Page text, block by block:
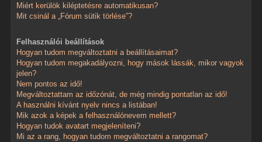
Miért kerülök kiléptetésre automatikusan?
Mit csinál a „Fórum sütik törlése”?
Felhasználói beállítások
Hogyan tudom megváltoztatni a beállításaimat?
Hogyan tudom megakadályozni, hogy mások lássák, mikor vagyok
jelen?
Nem pontos az idő!
Megváltoztattam az időzónát, de még mindig pontatlan az idő!
A használni kívánt nyelv nincs a listában!
Mik azok a képek a felhasználónevem mellett?
Hogyan tudok avatart megjeleníteni?
Mi az a rang, hogyan tudom megváltoztatni a rangomat?